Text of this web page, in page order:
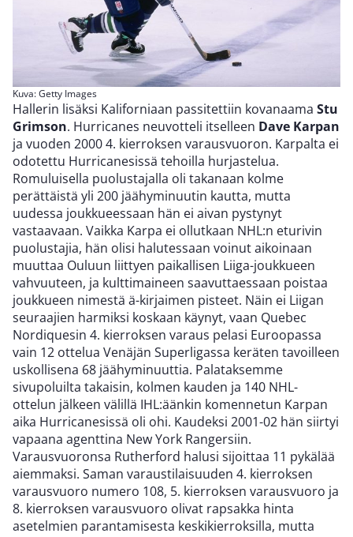
Kuva: Getty Images
Hallerin lisäksi Kaliforniaan passitettiin kovanaama Stu
Grimson. Hurricanes neuvotteli itselleen Dave Karpan
ja vuoden 2000 4. kierroksen varausvuoron. Karpalta ei
odotettu Hurricanesissä tehoilla hurjastelua.
Romuluisella puolustajalla oli takanaan kolme
perättäistä yli 200 jäähyminuutin kautta, mutta
uudessa joukkueessaan hän ei aivan pystynyt
vastaavaan. Vaikka Karpa ei ollutkaan NHL:n eturivin
puolustajia, hän olisi halutessaan voinut aikoinaan
muuttaa Ouluun liittyen paikallisen Liiga-joukkueen
vahvuuteen, ja kulttimaineen saavuttaessaan poistaa
joukkueen nimestä ä-kirjaimen pisteet. Näin ei Liigan
seuraajien harmiksi koskaan käynyt, vaan Quebec
Nordiquesin 4. kierroksen varaus pelasi Euroopassa
vain 12 ottelua Venäjän Superligassa keräten tavoilleen
uskollisena 68 jäähyminuuttia. Palataksemme
sivupoluilta takaisin, kolmen kauden ja 140 NHL-
ottelun jälkeen välillä IHL:äänkin komennetun Karpan
aika Hurricanesissä oli ohi. Kaudeksi 2001-02 hän siirtyi
vapaana agenttina New York Rangersiin.
Varausvuoronsa Rutherford halusi sijoittaa 11 pykälää
aiemmaksi. Saman varaustilaisuuden 4. kierroksen
varausvuoro numero 108, 5. kierroksen varausvuoro ja
8. kierroksen varausvuoro olivat rapsakka hinta
asetelmien parantamisesta keskikierroksilla, mutta